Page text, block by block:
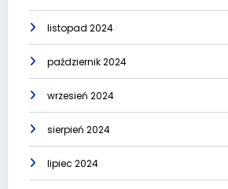
listopad 2024
październik 2024
wrzesień 2024
sierpień 2024
lipiec 2024